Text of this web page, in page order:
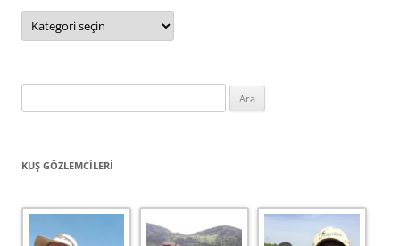
Yazı
Kategorileri
KUŞ GÖZLEMCILERI